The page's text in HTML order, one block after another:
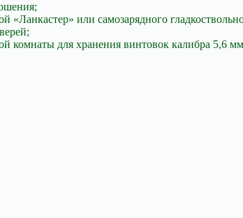
«Ланкастер» или самозарядного
комнаты для хранения винтовок калибра 5,6